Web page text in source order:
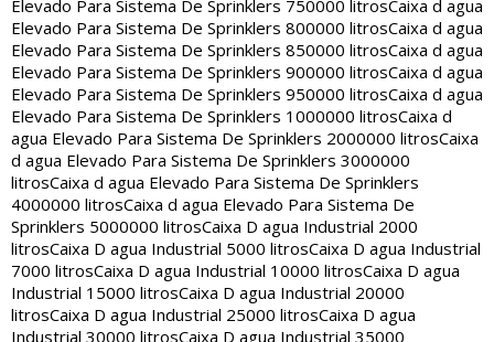
Elevado Para Sistema De Sprinklers 750000 litrosCaixa d agua
Elevado Para Sistema De Sprinklers 800000 litrosCaixa d agua
Elevado Para Sistema De Sprinklers 850000 litrosCaixa d agua
Elevado Para Sistema De Sprinklers 900000 litrosCaixa d agua
Elevado Para Sistema De Sprinklers 950000 litrosCaixa d agua
Elevado Para Sistema De Sprinklers 1000000 litrosCaixa d
agua Elevado Para Sistema De Sprinklers 2000000 litrosCaixa
d agua Elevado Para Sistema De Sprinklers 3000000
litrosCaixa d agua Elevado Para Sistema De Sprinklers
4000000 litrosCaixa d agua Elevado Para Sistema De
Sprinklers 5000000 litrosCaixa D agua Industrial 2000
litrosCaixa D agua Industrial 5000 litrosCaixa D agua Industrial
7000 litrosCaixa D agua Industrial 10000 litrosCaixa D agua
Industrial 15000 litrosCaixa D agua Industrial 20000
litrosCaixa D agua Industrial 25000 litrosCaixa D agua
Industrial 30000 litrosCaixa D agua Industrial 35000